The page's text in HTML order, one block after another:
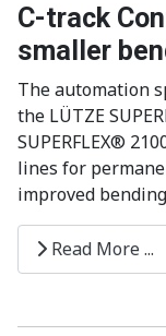
C-track
smaller
The automation
the LÜTZE
SUPERFLEX®
lines for
improved
Read More ...